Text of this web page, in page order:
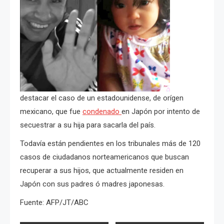
destacar el caso de un estadounidense, de orígen
mexicano, que fue condenado en Japón por intento de
secuestrar a su hija para sacarla del país.
Todavía están pendientes en los tribunales más de 120
casos de ciudadanos norteamericanos que buscan
recuperar a sus hijos, que actualmente residen en
Japón con sus padres ó madres japonesas.
Fuente: AFP/JT/ABC